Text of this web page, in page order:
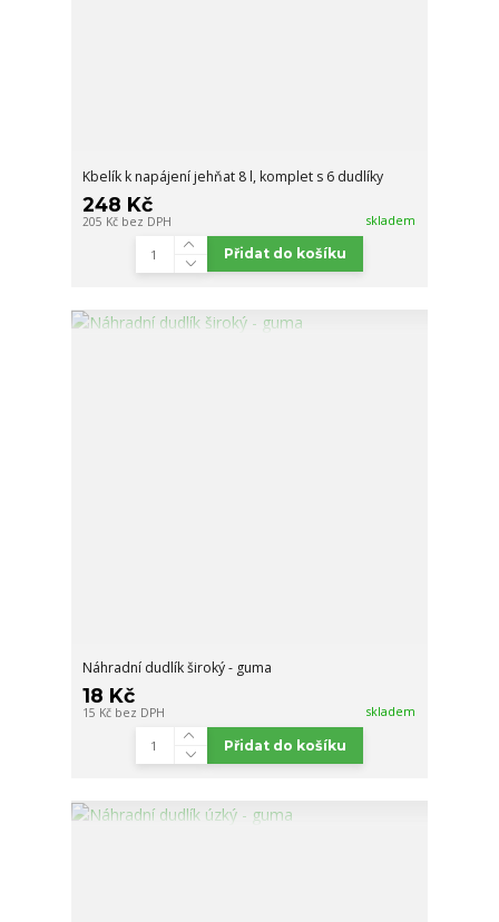
Kbelík k napájení jehňat 8 l, komplet s 6 dudlíky
248 Kč
205 Kč bez DPH skladem
Přidat do košíku
Náhradní dudlík široký - guma
18 Kč
15 Kč bez DPH skladem
Přidat do košíku